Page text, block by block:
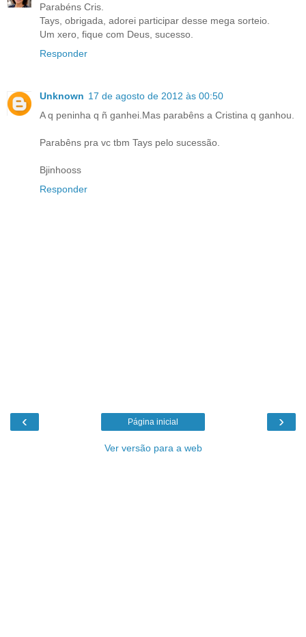
Parabéns Cris.
Tays, obrigada, adorei participar desse mega sorteio.
Um xero, fique com Deus, sucesso.
Responder
Unknown 17 de agosto de 2012 às 00:50
A q peninha q ñ ganhei.Mas parabêns a Cristina q ganhou.
Parabêns pra vc tbm Tays pelo sucessão.
Bjinhooss
Responder
‹ ›
Página inicial
Ver versão para a web